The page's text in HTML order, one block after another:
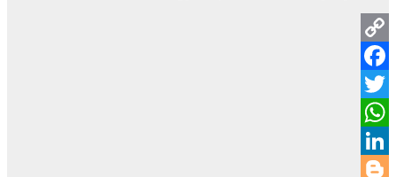
Copy
Link
Facebook
Twitter
WhatsApp
LinkedIn